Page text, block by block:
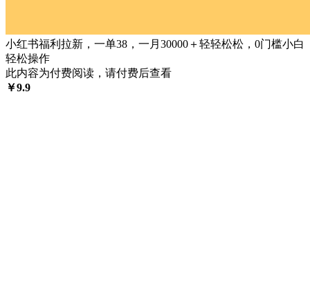
小红书福利拉新，一单38，一月30000＋轻轻松松，0门槛小白
轻松操作
此内容为付费阅读，请付费后查看
￥9.9